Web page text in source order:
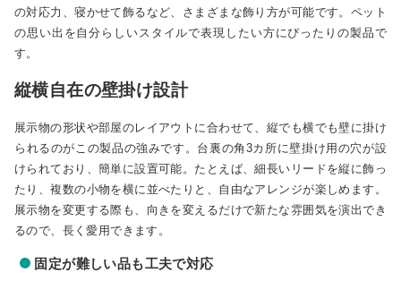
の対応力、寝かせて飾るなど、さまざまな飾り方が可能です。ペット
の思い出を自分らしいスタイルで表現したい方にぴったりの製品で
す。
縦横自在の壁掛け設計
展示物の形状や部屋のレイアウトに合わせて、縦でも横でも壁に掛け
られるのがこの製品の強みです。台裏の角3カ所に壁掛け用の穴が設
けられており、簡単に設置可能。たとえば、細長いリードを縦に飾っ
たり、複数の小物を横に並べたりと、自由なアレンジが楽しめます。
展示物を変更する際も、向きを変えるだけで新たな雰囲気を演出でき
るので、長く愛用できます。
固定が難しい品も工夫で対応